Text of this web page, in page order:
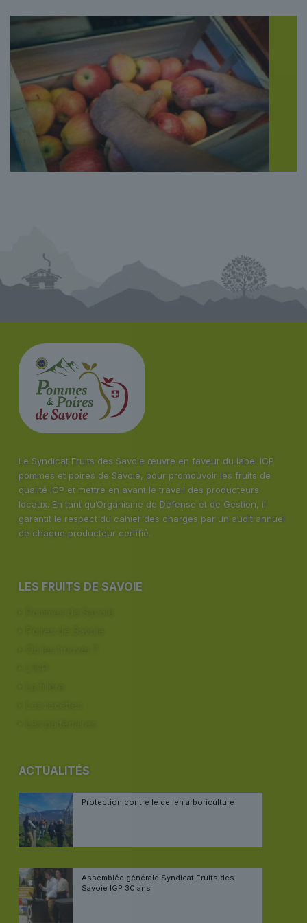
Le Syndicat Fruits des Savoie œuvre en faveur du label IGP
pommes et poires de Savoie, pour promouvoir les fruits de
qualité IGP et mettre en avant le travail des producteurs
locaux. En tant qu’Organisme de Défense et de Gestion, il
garantit le respect du cahier des charges par un audit annuel
de chaque producteur certifié.
LES FRUITS DE SAVOIE
ACTUALITÉS
Protection contre le gel en arboriculture
Assemblée générale Syndicat Fruits des
Savoie IGP 30 ans